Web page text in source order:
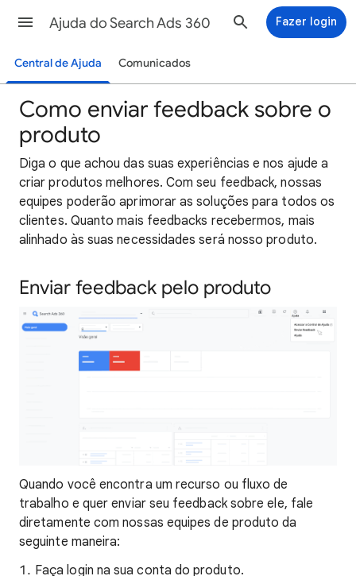
Ajuda do Search Ads 360 Fazer login
Central de Ajuda Comunicados
Como enviar feedback sobre o
produto
Diga o que achou das suas experiências e nos ajude a
criar produtos melhores. Com seu feedback, nossas
equipes poderão aprimorar as soluções para todos os
clientes. Quanto mais feedbacks recebermos, mais
alinhado às suas necessidades será nosso produto.
Enviar feedback pelo produto
Quando você encontra um recurso ou fluxo de
trabalho e quer enviar seu feedback sobre ele, fale
diretamente com nossas equipes de produto da
seguinte maneira:
Faça login na sua conta do produto.